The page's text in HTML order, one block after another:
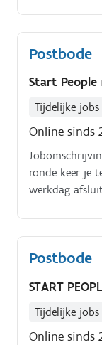
Postbode
Start People
Tijdelijke jobs
Online sinds
ronde keer je
werkdag
Postbode
START
Tijdelijke jobs
Online sinds